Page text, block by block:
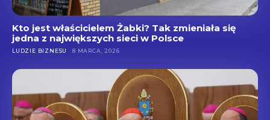
Kto jest właścicielem Żabki? Tak zmieniała się
jedna z największych sieci w Polsce
LUDZIE BIZNESU 8 MARCA, 2026